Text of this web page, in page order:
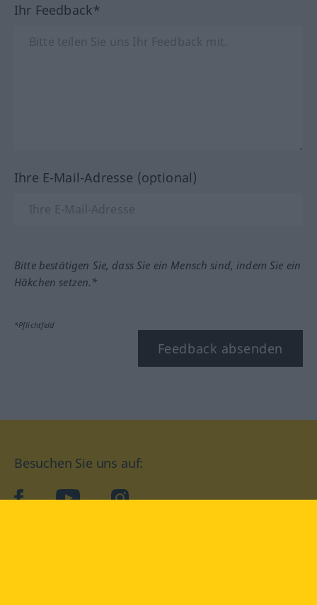
Ihr Feedback*
Ihre E-Mail-Adresse (optional)
Bitte bestätigen Sie, dass Sie ein Mensch sind, indem Sie ein
Häkchen setzen.*
*Pflichtfeld
Feedback absenden
Besuchen Sie uns auf:
facebookYouTube Instagram